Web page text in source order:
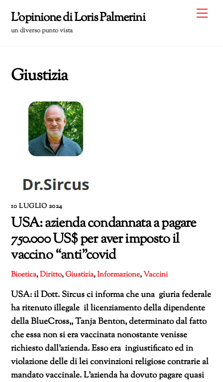
content
L'opinione di Loris Palmerini
un diverso punto vista
Giustizia
10 LUGLIO 2024
USA: azienda condannata a pagare
750.000 US$ per aver imposto il
vaccino “anti”covid
Bioetica,Diritto,Giustizia,Informazione,Vaccini
USA: il Dott. Sircus ci informa che una giuria federale
ha ritenuto illegale il licenziamento della dipendente
della BlueCross,, Tanja Benton, determinato dal fatto
che essa non si era vaccinata nonostante venisse
richiesto dall’azienda. Esso era ingiustificato ed in
violazione delle di lei convinzioni religiose contrarie al
mandato vaccinale. L’azienda ha dovuto pagare quasi